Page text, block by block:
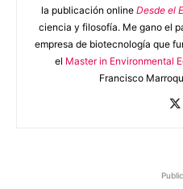
la publicación online Desde el
ciencia y filosofía. Me gano el
empresa de biotecnología que
el Master in Environmental
Francisco